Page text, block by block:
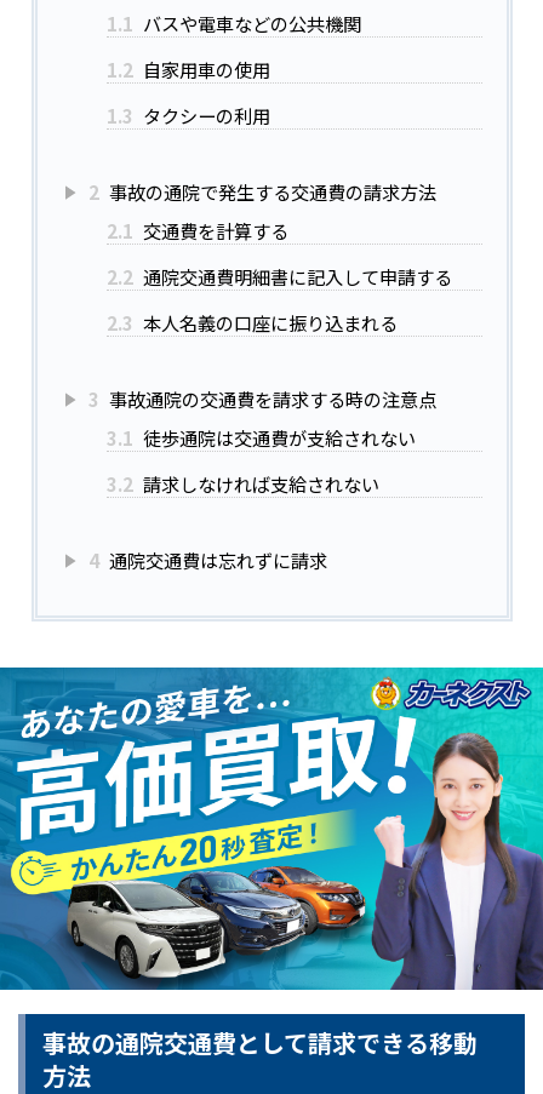
1.1 バスや電車などの公共機関
1.2 自家用車の使用
1.3 タクシーの利用
2 事故の通院で発生する交通費の請求方法
2.1 交通費を計算する
2.2 通院交通費明細書に記入して申請する
2.3 本人名義の口座に振り込まれる
3 事故通院の交通費を請求する時の注意点
3.1 徒歩通院は交通費が支給されない
3.2 請求しなければ支給されない
4 通院交通費は忘れずに請求
事故の通院交通費として請求できる移動
方法